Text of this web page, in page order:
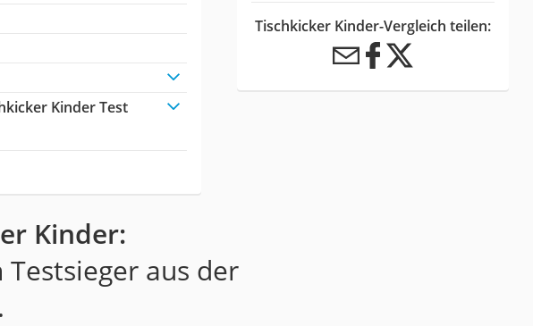
Kinder Test
Tischkicker Kinder-Vergleich teilen:
Kinder:
aus der